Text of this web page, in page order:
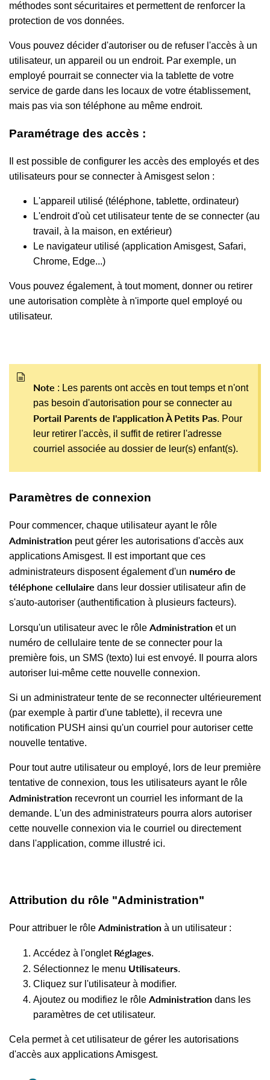
méthodes sont sécuritaires et permettent de renforcer la
protection de vos données.
Vous pouvez décider d'autoriser ou de refuser l'accès à un
utilisateur, un appareil ou un endroit. Par exemple, un
employé pourrait se connecter via la tablette de votre
service de garde dans les locaux de votre établissement,
mais pas via son téléphone au même endroit.
Paramétrage des accès :
Il est possible de configurer les accès des employés et des
utilisateurs pour se connecter à Amisgest selon :
L'appareil utilisé (téléphone, tablette, ordinateur)
L'endroit d'où cet utilisateur tente de se connecter (au
travail, à la maison, en extérieur)
Le navigateur utilisé (application Amisgest, Safari,
Chrome, Edge...)
Vous pouvez également, à tout moment, donner ou retirer
une autorisation complète à n'importe quel employé ou
utilisateur.
Note : Les parents ont accès en tout temps et n'ont
pas besoin d'autorisation pour se connecter au
Portail Parents de l'application À Petits Pas. Pour
leur retirer l'accès, il suffit de retirer l'adresse
courriel associée au dossier de leur(s) enfant(s).
Paramètres de connexion
Pour commencer, chaque utilisateur ayant le rôle
Administration peut gérer les autorisations d'accès aux
applications Amisgest. Il est important que ces
administrateurs disposent également d'un numéro de
téléphone cellulaire dans leur dossier utilisateur afin de
s'auto-autoriser (authentification à plusieurs facteurs).
Lorsqu'un utilisateur avec le rôle Administration et un
numéro de cellulaire tente de se connecter pour la
première fois, un SMS (texto) lui est envoyé. Il pourra alors
autoriser lui-même cette nouvelle connexion.
Si un administrateur tente de se reconnecter ultérieurement
(par exemple à partir d'une tablette), il recevra une
notification PUSH ainsi qu'un courriel pour autoriser cette
nouvelle tentative.
Pour tout autre utilisateur ou employé, lors de leur première
tentative de connexion, tous les utilisateurs ayant le rôle
Administration recevront un courriel les informant de la
demande. L'un des administrateurs pourra alors autoriser
cette nouvelle connexion via le courriel ou directement
dans l'application, comme illustré ici.
Attribution du rôle "Administration"
Pour attribuer le rôle Administration à un utilisateur :
Accédez à l'onglet Réglages.
Sélectionnez le menu Utilisateurs.
Cliquez sur l'utilisateur à modifier.
Ajoutez ou modifiez le rôle Administration dans les
paramètres de cet utilisateur.
Cela permet à cet utilisateur de gérer les autorisations
d'accès aux applications Amisgest.